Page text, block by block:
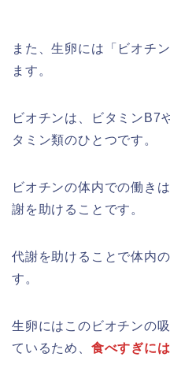
また、生卵には「ビオチ
ます。
ビオチンは、ビタミンB7
タミン類のひとつです。
ビオチンの体内での働き
謝を助けることです。
代謝を助けることで体内
す。
生卵にはこのビオチンの
ているため、 食べすぎに